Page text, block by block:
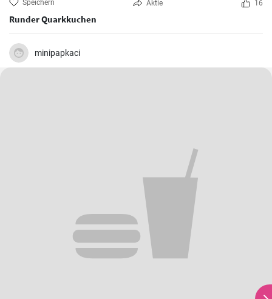
Speichern Aktie 16
Runder Quarkkuchen
minipapkaci